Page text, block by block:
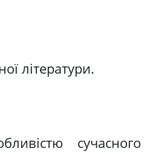
літератури.
сучасного